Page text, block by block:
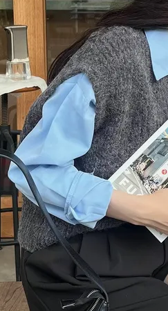
〜
検索